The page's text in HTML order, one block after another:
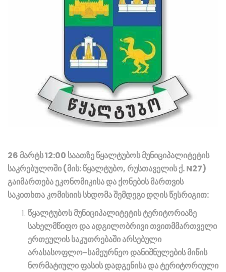
26 მარტს 12:00 საათზე წყალტუბოს მუნიციპალიტეტის
საკრებულოში (მის: წყალტუბო, რუსთაველის ქ. N27)
გაიმართება ეკონომიკისა და ქონების მართვის
საკითხთა კომისიის სხდომა შემდეგი დღის წესრიგით:
წყალტუბოს მუნიციპალიტეტის ტერიტორიაზე
სახელმწიფო და ადგილობრივი თვითმმართველი
ერთეულის საკუთრებაში არსებული
არასასოფლო-სამეურნეო დანიშნულების მიწის
ნორმატიული ფასის დადგენისა და ტერიტორიული